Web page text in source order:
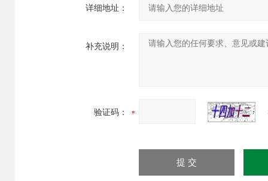
详细地址：
补充说明：
验证码：